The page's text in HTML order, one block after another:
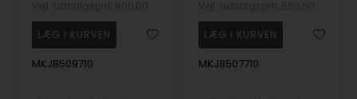
MKJ8509710 MKJ8507710